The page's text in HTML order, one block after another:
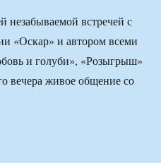
незабываемой встречей с
«Оскар» и автором всеми
и голуби», «Розыгрыш»
вечера живое общение со